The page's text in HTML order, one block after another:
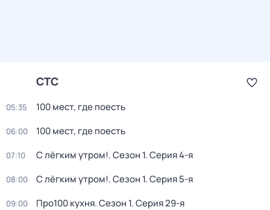
СТС
05:35 100 мест, где поесть
06:00 100 мест, где поесть
07:10 С лёгким утром!. Сезон 1. Серия 4-я
08:00 С лёгким утром!. Сезон 1. Серия 5-я
09:00 Про100 кухня. Сезон 1. Серия 29-я